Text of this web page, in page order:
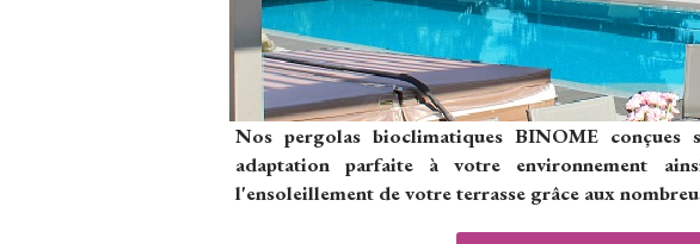
Nos pergolas bioclimatiques BINOME conçues
adaptation parfaite à votre environnement
l'ensoleillement de votre terrasse grâce aux